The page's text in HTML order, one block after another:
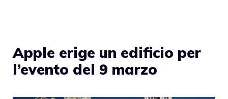
Apple erige un edificio per
l’evento del 9 marzo